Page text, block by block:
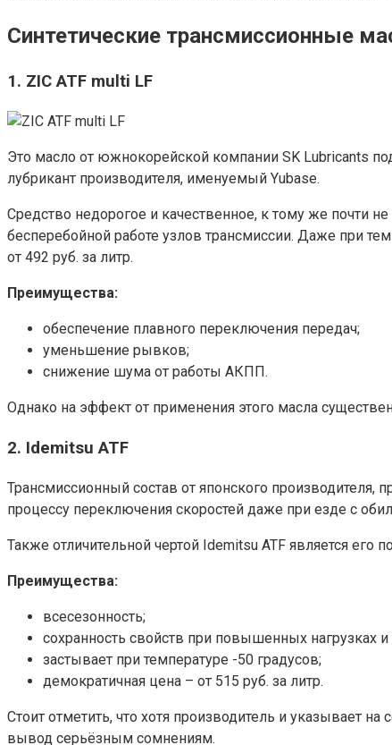
Синтетические трансмиссионные
1. ZIC ATF multi LF
Это масло от южнокорейской компании SK Lubricants
лубрикант производителя, именуемый Yubase.
Средство недорогое и качественное, к тому же почти
бесперебойной работе узлов трансмиссии. Даже при
от 492 руб. за литр.
Преимущества:
обеспечение плавного переключения передач;
уменьшение рывков;
снижение шума от работы АКПП.
Однако на эффект от применения этого масла
2. Idemitsu ATF
Трансмиссионный состав от японского
процессу переключения скоростей даже при езде с
Также отличительной чертой Idemitsu ATF является
Преимущества:
всесезонность;
сохранность свойств при повышенных нагрузках и
застывает при температуре -50 градусов;
демократичная цена – от 515 руб. за литр.
Стоит отметить, что хотя производитель и указывает
вывод серьёзным сомнениям.